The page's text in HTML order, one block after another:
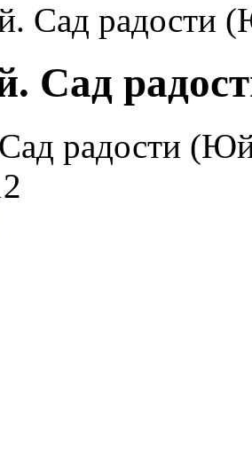
Сад радости
Сад
радости